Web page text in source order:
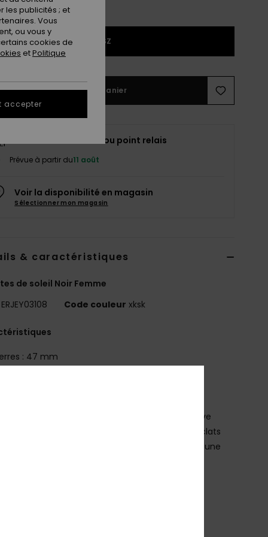
1SZ
Ajouter au panier
Livraison à domicile ou point relais
Prévue à partir du11 août
Voir la disponibilité en magasin
Sélectionner mon magasin
& caractéristiques
de soleil Noir Femme
ERJEY03108 Code couleur xksk
: 47 mm
Monture résistante en Grilamid® pour une vie active
Verres en polycarbonate anti-distorsion et anti-éclats
Enveloppement du visage de base 4, synonyme d'une
les publicités ; et
Vous
ou vous y
cookies de
etPolitique
accepter